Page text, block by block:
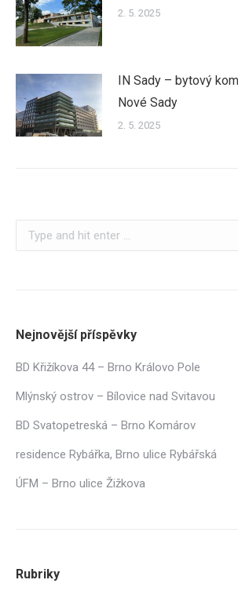
2. 5. 2025
IN Sady – bytový
Nové Sady
2. 5. 2025
Search:
Nejnovější příspěvky
BD Křižíkova 44 – Brno Královo Pole
Mlýnský ostrov – Bílovice nad Svitavou
BD Svatopetreská – Brno Komárov
residence Rybářka, Brno ulice Rybářská
ÚFM – Brno ulice Žižkova
Rubriky